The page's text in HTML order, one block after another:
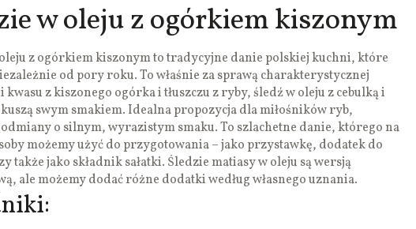
w oleju z ogórkiem kiszonym
z ogórkiem kiszonym to tradycyjne danie polskiej kuchni, które
od pory roku. To właśnie za sprawą charakterystycznej
kwasu z kiszonego ogórka i tłuszczu z ryby, śledź w oleju z cebulką i
swym smakiem. Idealna propozycja dla miłośników ryb,
odmiany o silnym, wyrazistym smaku. To szlachetne danie, którego na
możemy użyć do przygotowania – jako przystawkę, dodatek do
także jako składnik sałatki. Śledzie matiasy w oleju są wersją
ale możemy dodać różne dodatki według własnego uznania.